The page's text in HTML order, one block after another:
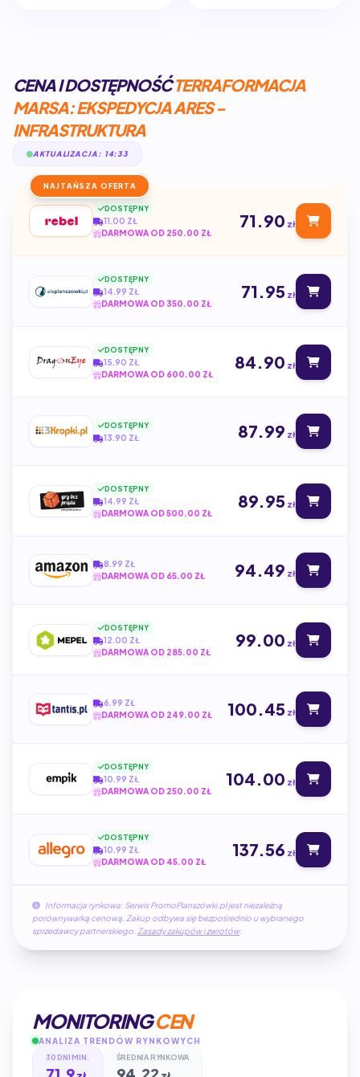
CENA I DOSTĘPNOŚĆTERRAFORMACJA
MARSA: EKSPEDYCJA ARES -
INFRASTRUKTURA
AKTUALIZACJA: 14:33
NAJTAŃSZA OFERTA
DOSTĘPNY
11.00 ZŁ
DARMOWA OD 250.00 ZŁ
71.90 zł
DOSTĘPNY
14.99 ZŁ
DARMOWA OD 350.00 ZŁ
71.95 zł
DOSTĘPNY
15.90 ZŁ
DARMOWA OD 600.00 ZŁ
84.90 zł
DOSTĘPNY
13.90 ZŁ 87.99 zł
DOSTĘPNY
14.99 ZŁ
DARMOWA OD 500.00 ZŁ
89.95 zł
8.99 ZŁ
DARMOWA OD 65.00 ZŁ
94.49 zł
DOSTĘPNY
12.00 ZŁ
DARMOWA OD 285.00 ZŁ
99.00 zł
6.99 ZŁ
DARMOWA OD 249.00 ZŁ
100.45 zł
DOSTĘPNY
10.99 ZŁ
DARMOWA OD 250.00 ZŁ
104.00 zł
DOSTĘPNY
10.99 ZŁ
DARMOWA OD 45.00 ZŁ
137.56 zł
Informacja rynkowa: Serwis PromoPlanszówki.pl jest niezależną
porównywarką cenową. Zakup odbywa się bezpośrednio u wybranego
sprzedawcy partnerskiego. Zasady zakupów i zwrotów.
MONITORINGCEN
ANALIZA TRENDÓW RYNKOWYCH
30 DNI MIN. ŚREDNIA RYNKOWA